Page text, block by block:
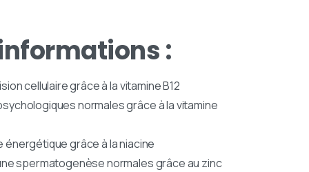
:
cellulaire grâce à la vitamine B12
normales grâce à la vitamine
énergétique grâce à la niacine
spermatogenèse normales grâce au zinc